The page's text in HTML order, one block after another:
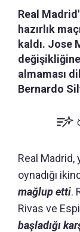
Real
hazırlık
kaldı. Jose
almaması
Bernardo
Real Madrid,
oynadığı
mağlup etti.
Rivas ve
başladığı